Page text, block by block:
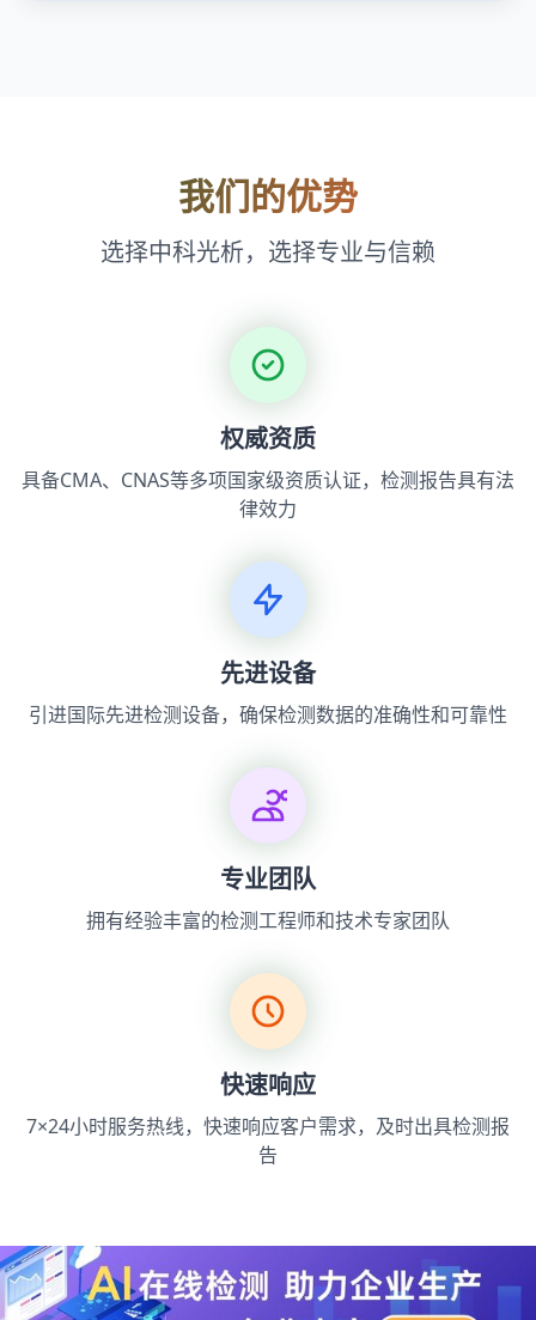
我们的优势
选择中科光析，选择专业与信赖
权威资质
具备CMA、CNAS等多项国家级资质认证，检测报告具有法
律效力
先进设备
引进国际先进检测设备，确保检测数据的准确性和可靠性
专业团队
拥有经验丰富的检测工程师和技术专家团队
快速响应
7×24小时服务热线，快速响应客户需求，及时出具检测报
告